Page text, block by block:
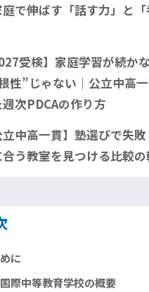
庭で伸ばす「話す力」と
受検】家庭学習が続か
性”じゃない｜公立中高
週次PDCAの作り方
立中高一貫】塾選びで失
合う教室を見つける比較の
に
際中等教育学校の概要